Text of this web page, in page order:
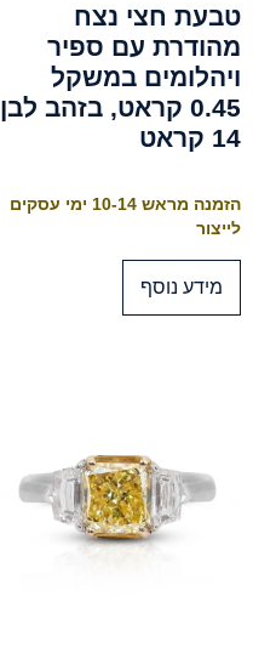
טבעת חצי נצח
מהודרת עם ספיר
ויהלומים במשקל
0.45 קראט, בזהב לבן
14 קראט
הזמנה מראש 10-14 ימי עסקים
לייצור
מידע נוסף